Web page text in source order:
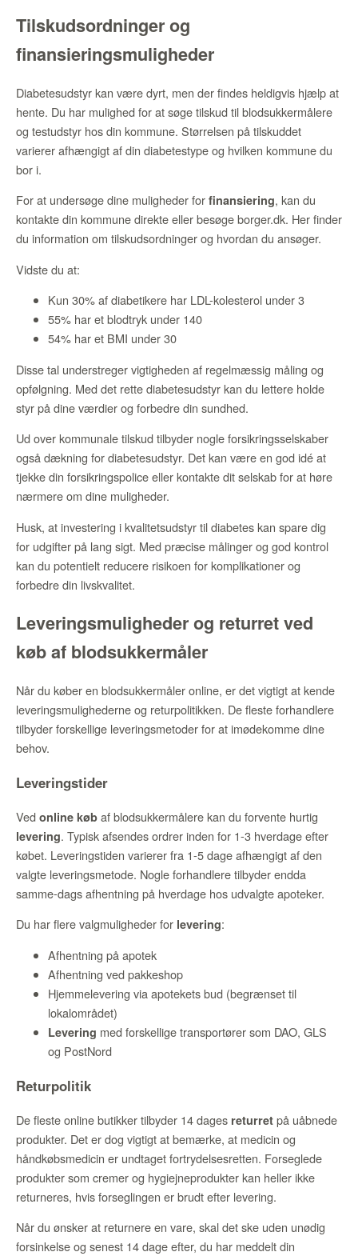
Tilskudsordninger og
finansieringsmuligheder
Diabetesudstyr kan være dyrt, men der findes heldigvis hjælp at
hente. Du har mulighed for at søge tilskud til blodsukkermålere
og testudstyr hos din kommune. Størrelsen på tilskuddet
varierer afhængigt af din diabetestype og hvilken kommune du
bor i.
For at undersøge dine muligheder for finansiering, kan du
kontakte din kommune direkte eller besøge borger.dk. Her finder
du information om tilskudsordninger og hvordan du ansøger.
Vidste du at:
Kun 30% af diabetikere har LDL-kolesterol under 3
55% har et blodtryk under 140
54% har et BMI under 30
Disse tal understreger vigtigheden af regelmæssig måling og
opfølgning. Med det rette diabetesudstyr kan du lettere holde
styr på dine værdier og forbedre din sundhed.
Ud over kommunale tilskud tilbyder nogle forsikringsselskaber
også dækning for diabetesudstyr. Det kan være en god idé at
tjekke din forsikringspolice eller kontakte dit selskab for at høre
nærmere om dine muligheder.
Husk, at investering i kvalitetsudstyr til diabetes kan spare dig
for udgifter på lang sigt. Med præcise målinger og god kontrol
kan du potentielt reducere risikoen for komplikationer og
forbedre din livskvalitet.
Leveringsmuligheder og returret ved
køb af blodsukkermåler
Når du køber en blodsukkermåler online, er det vigtigt at kende
leveringsmulighederne og returpolitikken. De fleste forhandlere
tilbyder forskellige leveringsmetoder for at imødekomme dine
behov.
Leveringstider
Ved online køb af blodsukkermålere kan du forvente hurtig
levering. Typisk afsendes ordrer inden for 1-3 hverdage efter
købet. Leveringstiden varierer fra 1-5 dage afhængigt af den
valgte leveringsmetode. Nogle forhandlere tilbyder endda
samme-dags afhentning på hverdage hos udvalgte apoteker.
Du har flere valgmuligheder for levering:
Afhentning på apotek
Afhentning ved pakkeshop
Hjemmelevering via apotekets bud (begrænset til
lokalområdet)
Levering med forskellige transportører som DAO, GLS
og PostNord
Returpolitik
De fleste online butikker tilbyder 14 dages returret på uåbnede
produkter. Det er dog vigtigt at bemærke, at medicin og
håndkøbsmedicin er undtaget fortrydelsesretten. Forseglede
produkter som cremer og hygiejneprodukter kan heller ikke
returneres, hvis forseglingen er brudt efter levering.
Når du ønsker at returnere en vare, skal det ske uden unødig
forsinkelse og senest 14 dage efter, du har meddelt din